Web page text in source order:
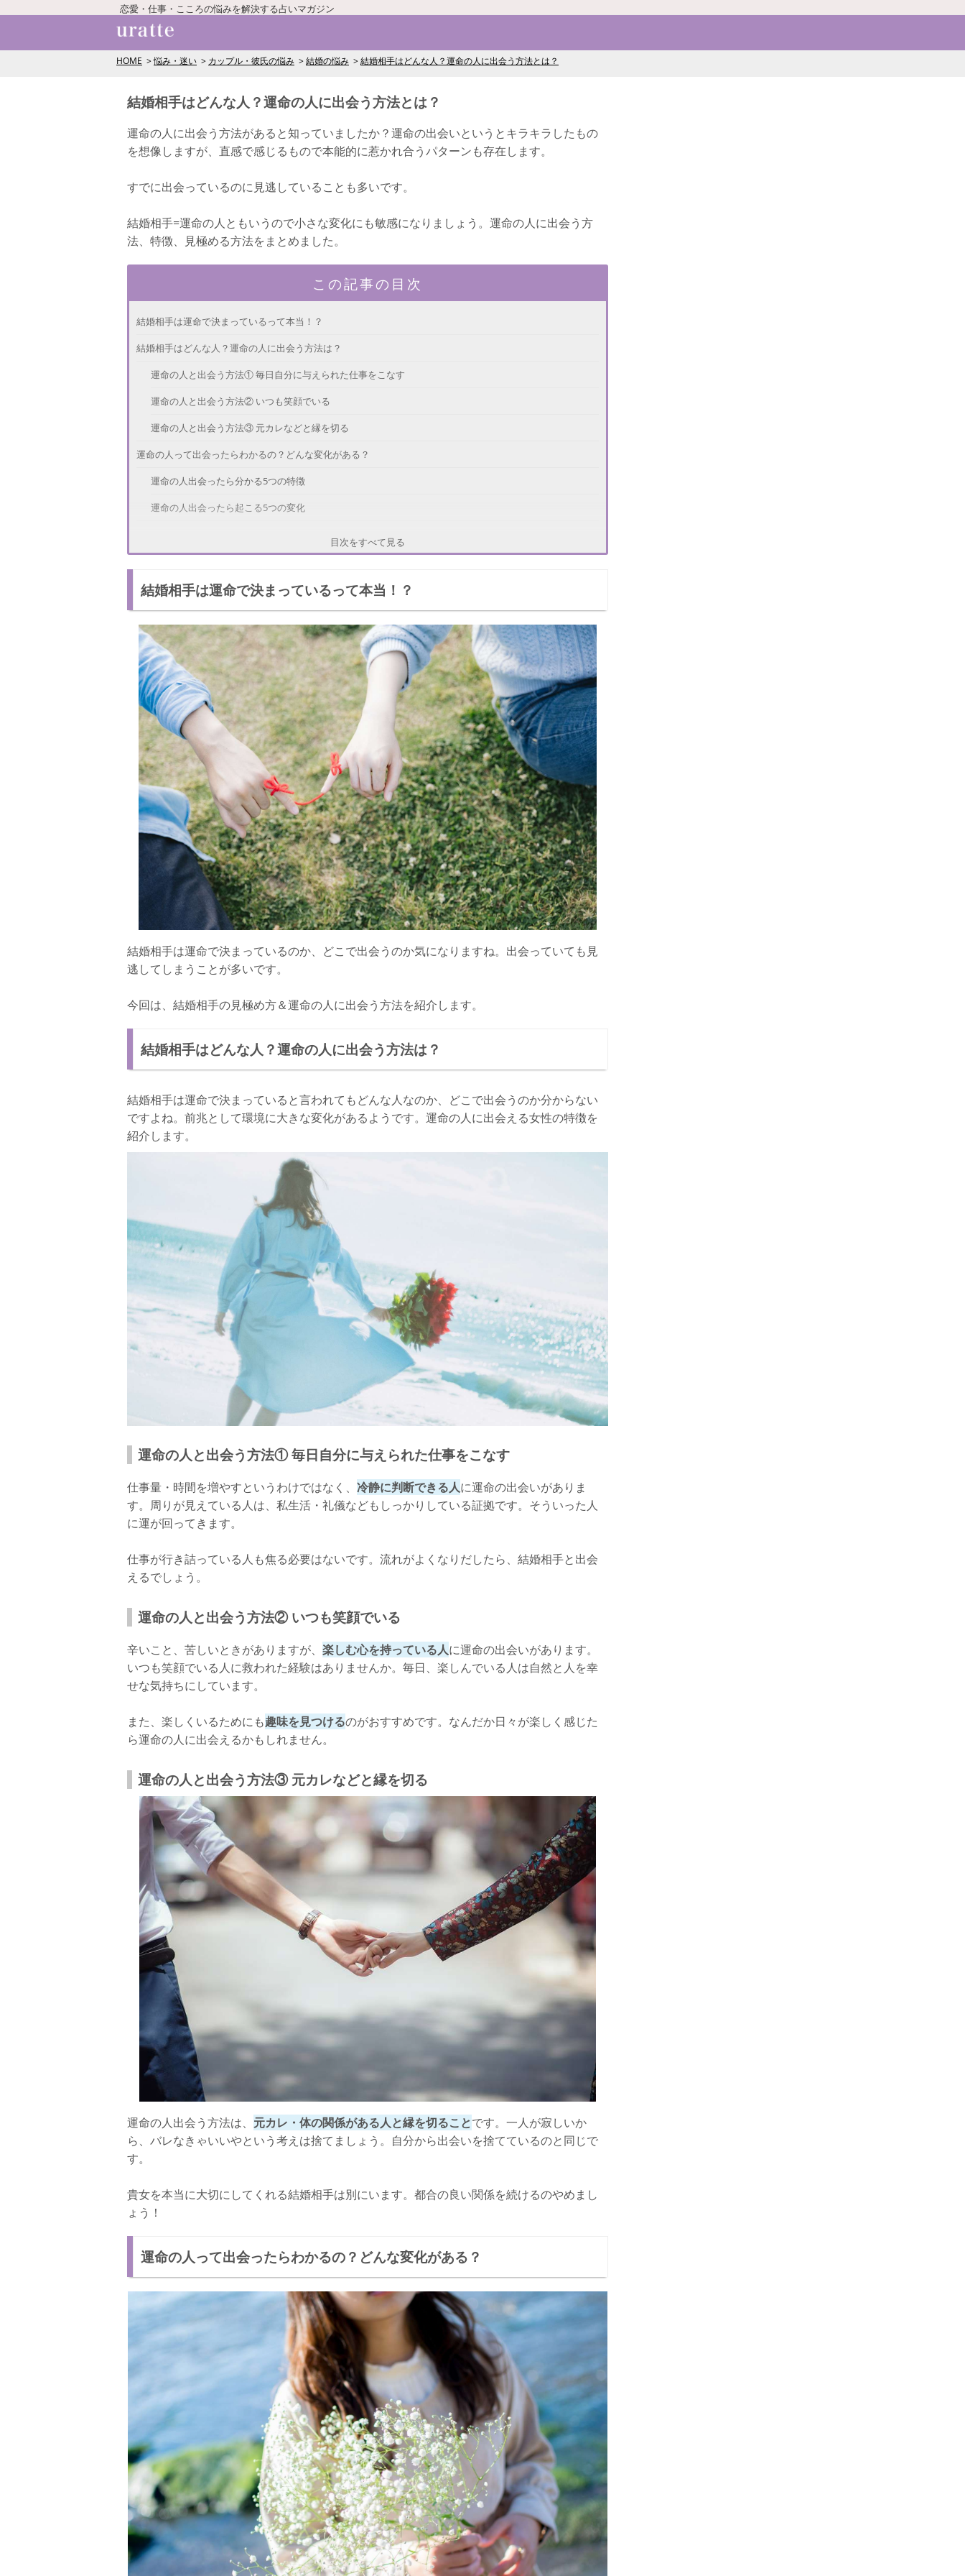
恋愛・仕事・こころの悩みを解決する占いマガジン
HOME 悩み・迷い カップル・彼氏の悩み 結婚の悩み 結婚相手はどんな人？運命の人に出会う方法とは？
結婚相手はどんな人？運命の人に出会う方法とは？
運命の人に出会う方法があると知っていましたか？運命の出会いというとキラキラしたもの
を想像しますが、直感で感じるもので本能的に惹かれ合うパターンも存在します。
すでに出会っているのに見逃していることも多いです。
結婚相手=運命の人ともいうので小さな変化にも敏感になりましょう。運命の人に出会う方
法、特徴、見極める方法をまとめました。
この記事の目次
結婚相手は運命で決まっているって本当！？
結婚相手はどんな人？運命の人に出会う方法は？
運命の人と出会う方法① 毎日自分に与えられた仕事をこなす
運命の人と出会う方法② いつも笑顔でいる
運命の人と出会う方法③ 元カレなどと縁を切る
運命の人って出会ったらわかるの？どんな変化がある？
運命の人出会ったら分かる5つの特徴
運命の人出会ったら起こる5つの変化
結婚相手の見極め方法② 安心感がある
結婚相手の見極め方法③ 匂いが好み
チャンスを逃さないように！
目次をすべて見る
結婚相手は運命で決まっているって本当！？
結婚相手は運命で決まっているのか、どこで出会うのか気になりますね。出会っていても見
逃してしまうことが多いです。
今回は、結婚相手の見極め方＆運命の人に出会う方法を紹介します。
結婚相手はどんな人？運命の人に出会う方法は？
結婚相手は運命で決まっていると言われてもどんな人なのか、どこで出会うのか分からない
ですよね。前兆として環境に大きな変化があるようです。運命の人に出会える女性の特徴を
紹介します。
運命の人と出会う方法① 毎日自分に与えられた仕事をこなす
仕事量・時間を増やすというわけではなく、 冷静に判断できる人に運命の出会いがありま
す。周りが見えている人は、私生活・礼儀などもしっかりしている証拠です。そういった人
に運が回ってきます。
仕事が行き詰っている人も焦る必要はないです。流れがよくなりだしたら、結婚相手と出会
えるでしょう。
運命の人と出会う方法② いつも笑顔でいる
辛いこと、苦しいときがありますが、 楽しむ心を持っている人に運命の出会いがあります。
いつも笑顔でいる人に救われた経験はありませんか。毎日、楽しんでいる人は自然と人を幸
せな気持ちにしています。
また、楽しくいるためにも趣味を見つけるのがおすすめです。なんだか日々が楽しく感じた
ら運命の人に出会えるかもしれません。
運命の人と出会う方法③ 元カレなどと縁を切る
運命の人出会う方法は、 元カレ・体の関係がある人と縁を切ることです。一人が寂しいか
ら、バレなきゃいいやという考えは捨てましょう。自分から出会いを捨てているのと同じで
す。
貴女を本当に大切にしてくれる結婚相手は別にいます。都合の良い関係を続けるのやめまし
ょう！
運命の人って出会ったらわかるの？どんな変化がある？